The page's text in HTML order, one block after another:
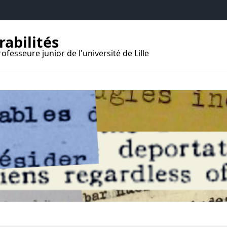
junior de l'université de Lille